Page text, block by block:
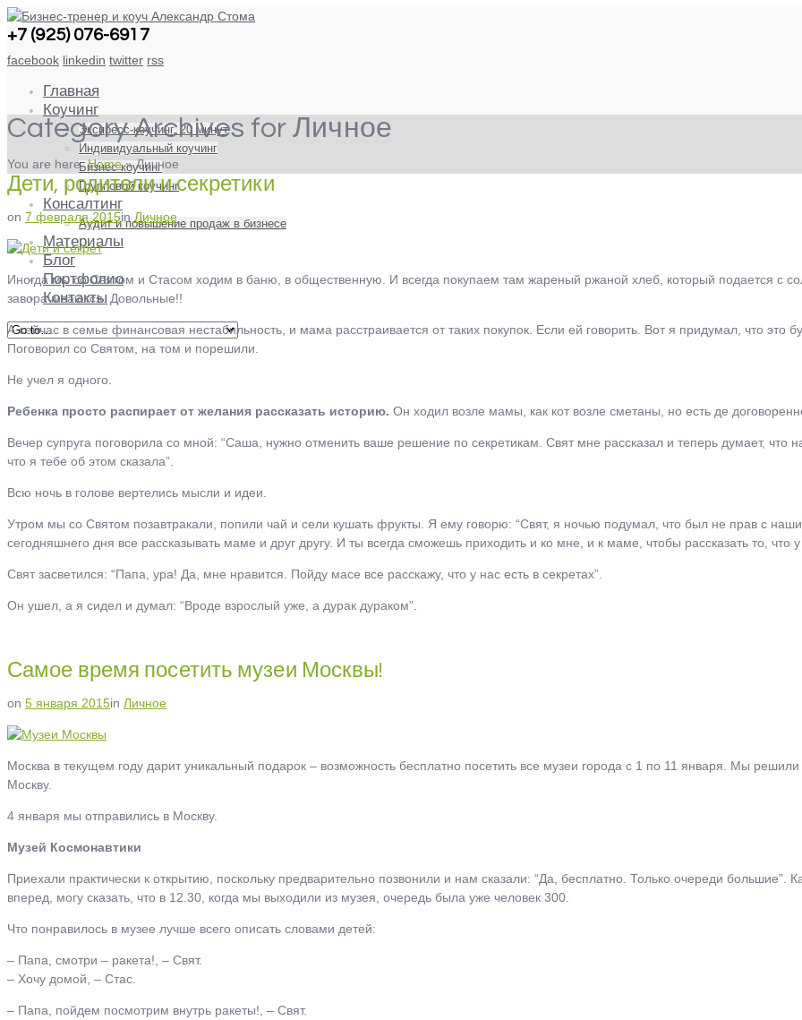
+7 (925) 076-6917
facebook linkedin twitter rss
Главная
Коучинг
Экспресс-коучинг. 20 минут
Индивидуальный коучинг
Бизнес коучинг
Групповой коучинг
Консалтинг
Аудит и повышение продаж в бизнесе
Материалы
Блог
Портфолио
Контакты
Category Archives for Личное
You are here:Home »Личное
Дети, родители и секретики
on 7 февраля 2015in Личное
Иногда мы со Святом и Стасом ходим в баню, в общественную. И всегда покупаем там жареный ржаной хлеб, который подается с
заворачиваются. Довольные!!
А сейчас в семье финансовая нестабильность, и мама расстраивается от таких покупок. Если ей говорить. Вот я придумал, что
Поговорил со Святом, на том и порешили.
Не учел я одного.
Ребенка просто распирает от желания рассказать историю. Он ходил возле мамы, как кот возле сметаны, но есть де
Вечер супруга поговорила со мной: “Саша, нужно отменить ваше решение по секретикам. Свят мне рассказал и теперь думает, что
что я тебе об этом сказала”.
Всю ночь в голове вертелись мысли и идеи.
Утром мы со Святом позавтракали, попили чай и сели кушать фрукты. Я ему говорю: “Свят, я ночью подумал, что был не прав с
сегодняшнего дня все рассказывать маме и друг другу. И ты всегда сможешь приходить и ко мне, и к маме, чтобы рассказать то, что
Свят засветился: “Папа, ура! Да, мне нравится. Пойду масе все расскажу, что у нас есть в секретах”.
Он ушел, а я сидел и думал: “Вроде взрослый уже, а дурак дураком”.
Самое время посетить музеи Москвы!
on 5 января 2015in Личное
Москва в текущем году дарит уникальный подарок – возможность бесплатно посетить все музеи города с 1 по 11 января. Мы
Москву.
4 января мы отправились в Москву.
Музей Космонавтики
Приехали практически к открытию, поскольку предварительно позвонили и нам сказали: “Да, бесплатно. Только очереди
вперед, могу сказать, что в 12.30, когда мы выходили из музея, очередь была уже человек 300.
Что понравилось в музее лучше всего описать словами детей:
– Папа, смотри – ракета!, – Свят.
– Хочу домой, – Стас.
– Папа, пойдем посмотрим внутрь ракеты!, – Свят.